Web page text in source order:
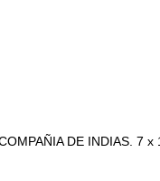
DE INDIAS. 7 x